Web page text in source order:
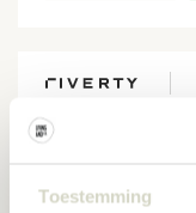
Toestemming
Gratis verzending